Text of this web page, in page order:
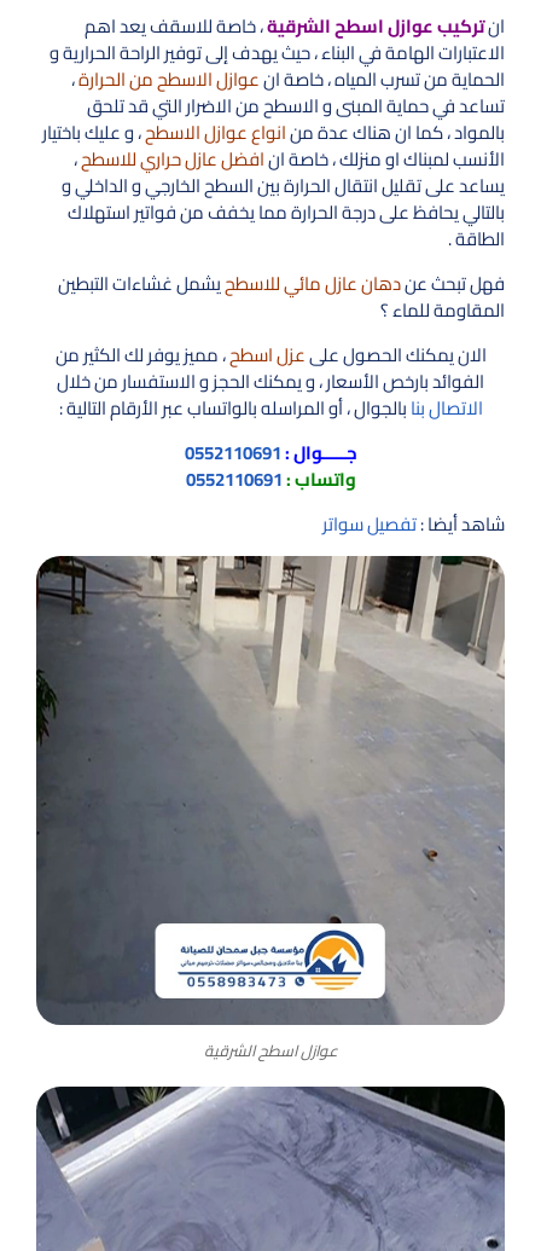
انتركيب عوازل اسطح الشرقية، خاصة للاسقف يعد اهم
الاعتبارات الهامة في البناء ، حيث يهدف إلى توفير الراحة الحرارية و
الحماية من تسرب المياه ، خاصة انعوازل الاسطح من الحرارة،
تساعد في حماية المبنى و الاسطح من الاضرار التي قد تلحق
بالمواد ، كما ان هناك عدة منانواع عوازل الاسطح، و عليك باختيار
الأنسب لمبناك او منزلك ، خاصة انافضل عازل حراري للاسطح،
يساعد على تقليل انتقال الحرارة بين السطح الخارجي و الداخلي و
بالتالي يحافظ على درجة الحرارة مما يخفف من فواتير استهلاك
الطاقة .
فهل تبحث عندهان عازل مائي للاسطحيشمل غشاءات التبطين
المقاومة للماء ؟
الان يمكنك الحصول علىعزل اسطح، مميز يوفر لك الكثير من
الفوائد بارخص الأسعار ، و يمكنك الحجز و الاستفسار من خلال
الاتصال بنابالجوال ، أو المراسله بالواتساب عبر الأرقام التالية :
جـــــوال :0552110691
واتساب :0552110691
شاهد أيضا :تفصيل سواتر
عوازل اسطح الشرقية